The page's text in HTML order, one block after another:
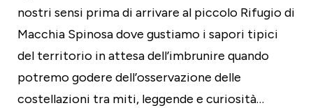
nostri sensi prima di arrivare al piccolo Rifugio di
Macchia Spinosa dove gustiamo i sapori tipici
del territorio in attesa dell’imbrunire quando
potremo godere dell’osservazione delle
costellazioni tra miti, leggende e curiosità…